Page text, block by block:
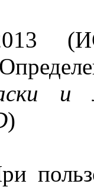
и
)